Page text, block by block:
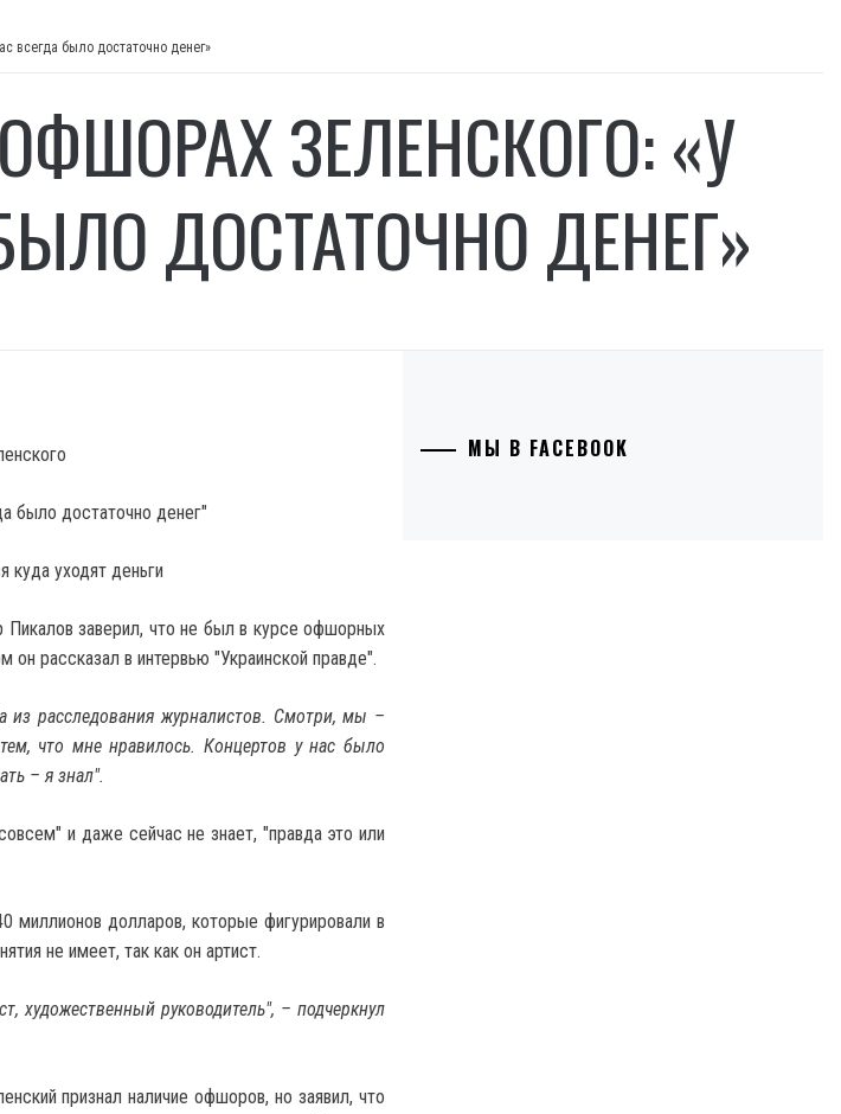
всегда было достаточно денег»
ЗЕЛЕНСКОГО: «У
ДОСТАТОЧНО ДЕНЕГ»
куда уходят деньги
Пикалов заверил, что не был в курсе офшорных
рассказал в интервью "Украинской правде".
из расследования журналистов. Смотри, мы –
что мне нравилось. Концертов у нас было
– я знал".
и даже сейчас не знает, "правда это или
миллионов долларов, которые фигурировали в
не имеет, так как он артист.
руководитель", – подчеркнул
признал наличие офшоров, но заявил, что
МЫ В FACEBOOK